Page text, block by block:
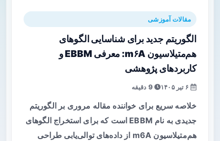
مقالات آموزشی
الگوریتم جدید برای شناسایی الگوهای
هم‌متیلاسیون m۶A: معرفی EBBM و
کاربردهای پژوهشی
9 دقیقه
خلاصه سریع برای خواننده مقاله مروری بر الگوریتم
جدیدی به نام EBBM است که برای استخراج الگوهای
هم‌متیلاسیون m6A از داده‌های توالی‌یابی طراحی